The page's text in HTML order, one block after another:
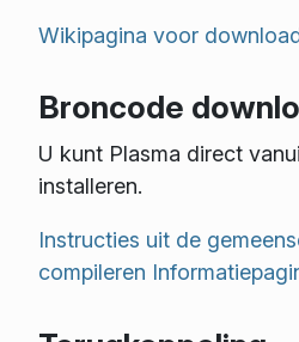
Wikipagina voor
Broncode
U kunt Plasma direct
installeren.
Instructies uit de
compileren